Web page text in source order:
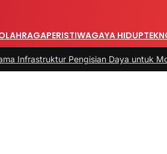
PERISTIWAGAYA HIDUP
Pengisian Daya untuk Mobil Listrik